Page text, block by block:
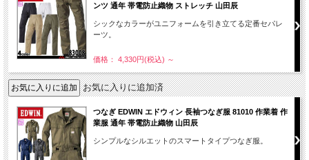
ンツ 通年 帯電防止織物 ストレッチ 山田辰
シックなカラーがユニフォームを引き立てる定番セパレ
ーツ。
価格： 4,330円(税込) ～
お気に入りに追加済
つなぎ EDWIN エドウィン 長袖つなぎ服 81010 作業着 作
業服 通年 帯電防止織物 山田辰
シンプルなシルエットのスマートタイプつなぎ服。